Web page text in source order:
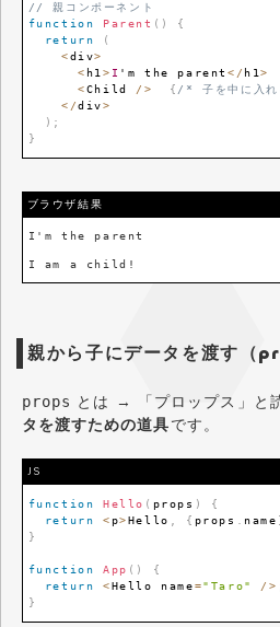
// 親コンポーネント
function
Parent ( )
{
return
(
<div>
< h1 > I 'm the parent < / h1>
<Child / > { /* 子を中に入
< /div>
) ;
}
ブラウザ結果
I'm the parent
I am a child!
親から子にデータを渡す（
props とは → 「プロップス」と
タを渡すための道具です。
JS
function Hello ( props )
{
return
< p>Hello { props name
}
function App ( )
{
return
<Hello name="Taro" / >
}